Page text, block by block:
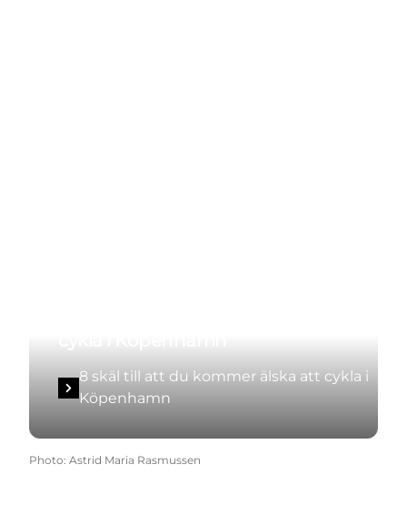
8 skäl till att du kommer älska att cykla i
Köpenhamn
Photo: Astrid Maria Rasmussen